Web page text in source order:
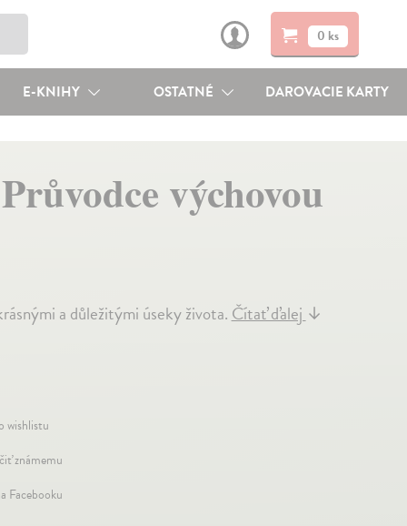
0 ks
E-KNIHY OSTATNÉ DAROVACIE KARTY
výchovou
a důležitými úseky života.Čítať ďalej↓
wishlistu
známemu
Facebooku